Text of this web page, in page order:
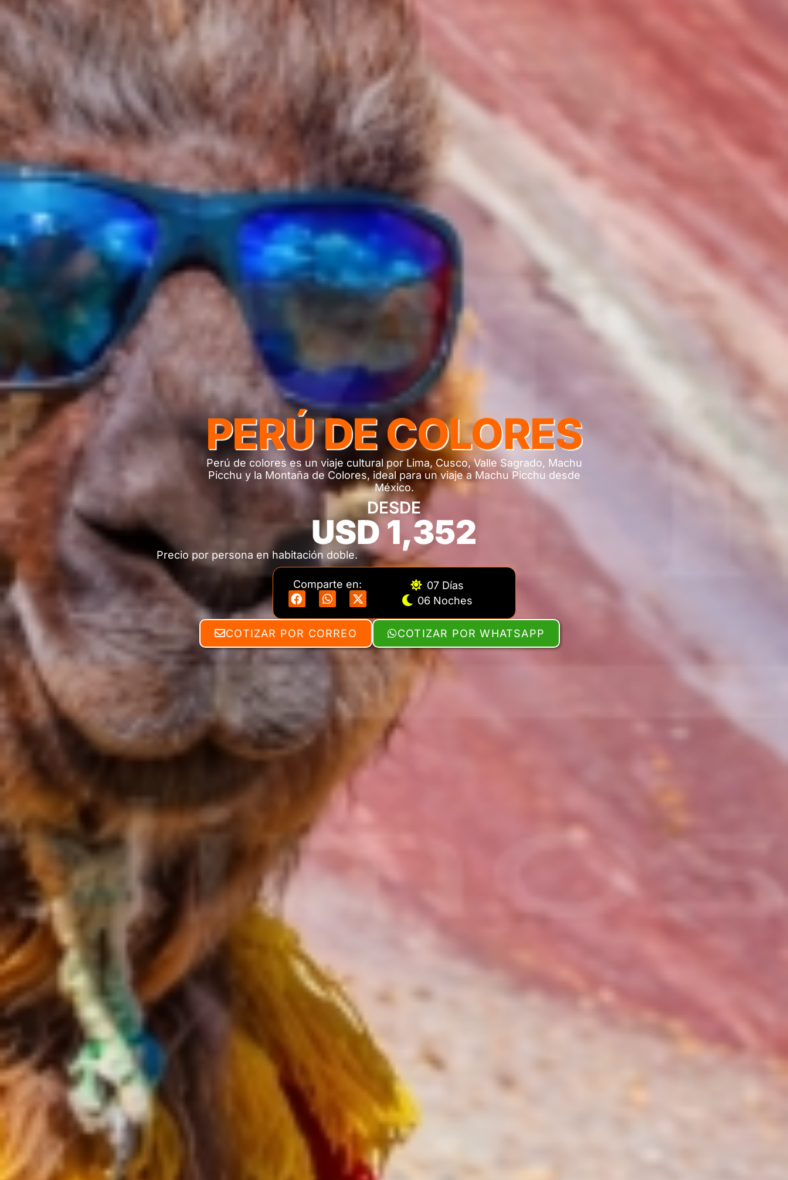
PERÚ DE COLORES
Perú de colores es un viaje cultural por Lima, Cusco, Valle Sagrado, Machu
Picchu y la Montaña de Colores, ideal para un viaje a Machu Picchu desde
México.
DESDE
USD 1,352
Precio por persona en habitación doble.
Comparte en:
07 Días
06 Noches
COTIZAR POR CORREO COTIZAR POR WHATSAPP